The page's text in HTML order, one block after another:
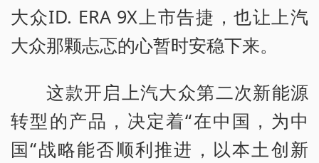
大众ID. ERA 9X上市告捷，也让上汽
大众那颗忐忑的心暂时安稳下来。
这款开启上汽大众第二次新能源
转型的产品，决定着“在中国，为中
国“战略能否顺利推进，以本土创新